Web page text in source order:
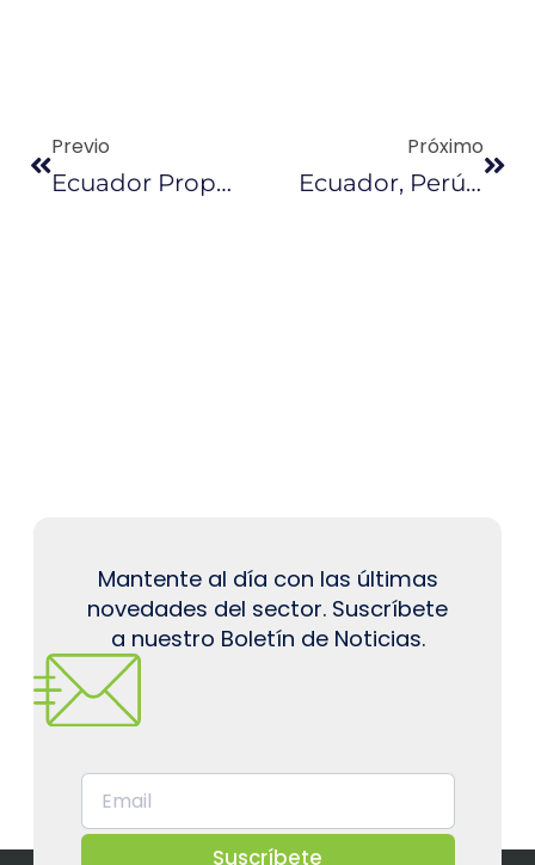
Previo
Ecuador Propuso Adherirse Desde Julio A La Alianza Del Pacífico
Próximo
Ecuador, Perú Y Colombia Firman Hoy Un Acuerdo Comercial Con Reino Unido
Mantente al día con las últimas
novedades del sector. Suscríbete
a nuestro Boletín de Noticias.
Suscríbete